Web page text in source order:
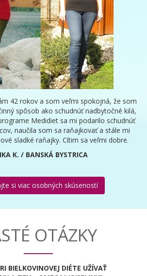
42 rokov a som veľmi spokojná, že som
spôsob ako schudnúť nadbytočné kilá,
Medidiet sa mi podarilo schudnúť
naučila som sa raňajkovať a stále mi
sladké raňajky. Cítim sa veľmi dobre.
K. / BANSKÁ BYSTRICA
si viac osobných skúseností
OTÁZKY
BIELKOVINOVEJ DIÉTE UŽÍVAŤ